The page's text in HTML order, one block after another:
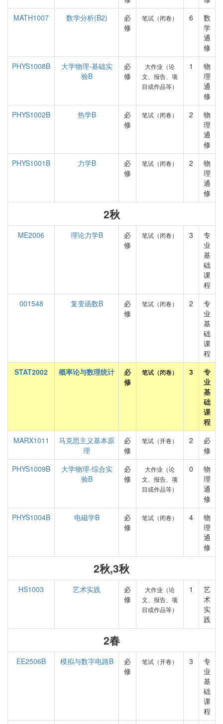
MATH1007
数学分析(B2)
必
修
笔试（闭卷） 6
数
学
通
修
PHYS1008B
大学物理-基础实
验B
必
修
大作业（论
文、报告、项
目或作品等）
1
物
理
通
修
PHYS1002B
热学B
必
修
笔试（闭卷） 2
物
理
通
修
PHYS1001B
力学B
必
修
笔试（闭卷） 2
物
理
通
修
2秋
ME2006 理论力学B
必
修
笔试（闭卷） 3
专
业
基
础
课
程
001548
复变函数B
必
修
笔试（闭卷） 2
专
业
基
础
课
程
STAT2002
概率论与数理统计
必
修
笔试（闭卷） 3
专
业
基
础
课
程
MARX1011
马克思主义基本原
理
必
修
笔试（开卷） 2
必
修
PHYS1009B
大学物理-综合实
验B
必
修
大作业（论
文、报告、项
目或作品等）
0
物
理
通
修
PHYS1004B
电磁学B
必
修
笔试（闭卷） 4
物
理
通
修
2秋,3秋
HS1003 艺术实践
必
修
大作业（论
文、报告、项
目或作品等）
1
艺
术
实
践
2春
EE2506B 模拟与数字电路B
必
修
笔试（开卷） 3
专
业
基
础
课
程